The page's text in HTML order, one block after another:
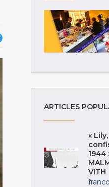
ARTICLES
«
1944
VITH